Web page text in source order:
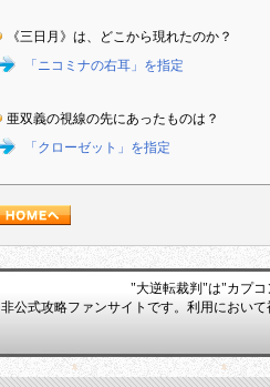
《三日月》は、どこから現れたのか？
「ニコミナの右耳」を指定
亜双義の視線の先にあったものは？
「クローゼット」を指定
"大逆転裁判"は"カプ
非公式攻略ファンサイトです。利用におい